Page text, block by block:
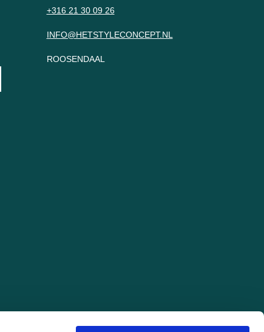
+316 21 30 09 26
INFO@HETSTYLECONCEPT.NL
ROOSENDAAL